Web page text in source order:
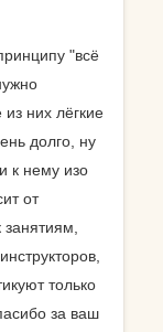
"всё
них лёгкие
долго, ну
к нему изо
от
только
за ваш